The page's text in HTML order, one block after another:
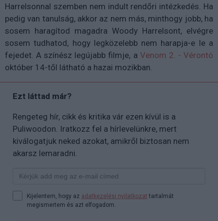
Harrelsonnal szemben nem indult rendőri intézkedés. Ha
pedig van tanulság, akkor az nem más, minthogy jobb, ha
sosem haragítod magadra Woody Harrelsont, elvégre
sosem tudhatod, hogy legközelebb nem harapja-e le a
fejedet. A színész legújabb filmje, a Venom 2. - Vérontó
október 14-től látható a hazai mozikban.
Ezt láttad már?
Rengeteg hír, cikk és kritika vár ezen kívül is a
Puliwoodon. Iratkozz fel a hírlevelünkre, mert
kiválogatjuk neked azokat, amikről biztosan nem
akarsz lemaradni.
Kijelentem, hogy az adatkezelési nyilatkozat tartalmát
megismertem és azt elfogadom.